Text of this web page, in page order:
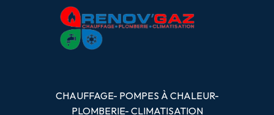
CHAUFFAGE- POMPES À CHALEUR-
PLOMBERIE- CLIMATISATION